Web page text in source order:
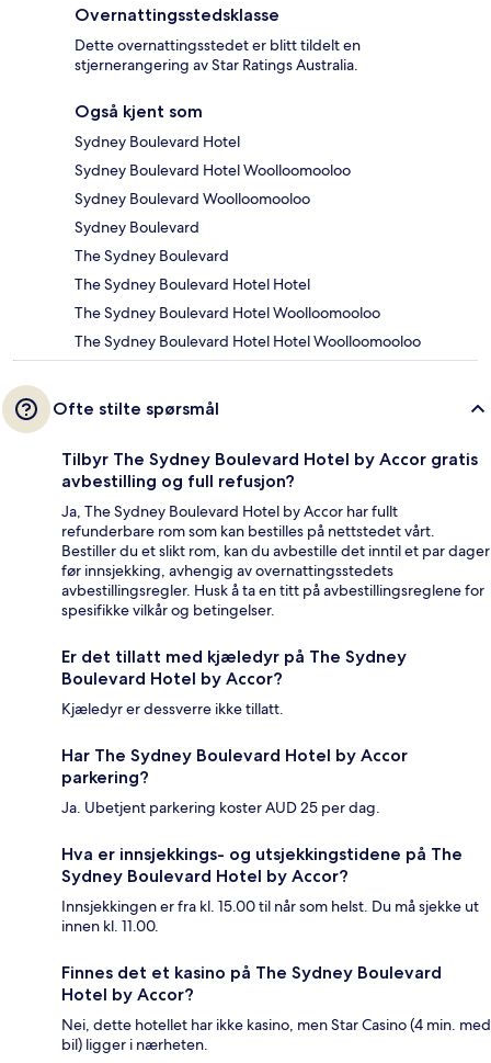
Overnattingsstedsklasse
Dette overnattingsstedet er blitt tildelt en
stjernerangering av Star Ratings Australia.
Også kjent som
Sydney Boulevard Hotel
Sydney Boulevard Hotel Woolloomooloo
Sydney Boulevard Woolloomooloo
Sydney Boulevard
The Sydney Boulevard
The Sydney Boulevard Hotel Hotel
The Sydney Boulevard Hotel Woolloomooloo
The Sydney Boulevard Hotel Hotel Woolloomooloo
Ofte stilte spørsmål
Tilbyr The Sydney Boulevard Hotel by Accor gratis
avbestilling og full refusjon?
Ja, The Sydney Boulevard Hotel by Accor har fullt
refunderbare rom som kan bestilles på nettstedet vårt.
Bestiller du et slikt rom, kan du avbestille det inntil et par dager
før innsjekking, avhengig av overnattingsstedets
avbestillingsregler. Husk å ta en titt på avbestillingsreglene for
spesifikke vilkår og betingelser.
Er det tillatt med kjæledyr på The Sydney
Boulevard Hotel by Accor?
Kjæledyr er dessverre ikke tillatt.
Har The Sydney Boulevard Hotel by Accor
parkering?
Ja. Ubetjent parkering koster AUD 25 per dag.
Hva er innsjekkings- og utsjekkingstidene på The
Sydney Boulevard Hotel by Accor?
Innsjekkingen er fra kl. 15.00 til når som helst. Du må sjekke ut
innen kl. 11.00.
Finnes det et kasino på The Sydney Boulevard
Hotel by Accor?
Nei, dette hotellet har ikke kasino, men Star Casino (4 min. med
bil) ligger i nærheten.